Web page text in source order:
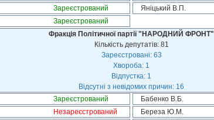
Зареєстрований Яніцький В.П.
Зареєстрований
Фракція Політичної партії "НАРОДНИЙ ФРОНТ"
Кількість депутатів: 81
Зареєстровані: 63
Хвороба: 1
Відпустка: 1
Відсутні з невідомих причин: 16
Зареєстрований Бабенко В.Б.
Незареєстрований Береза Ю.М.